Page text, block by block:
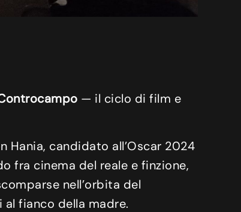
— il ciclo di film e
Hania, candidato all’Oscar 2024
fra cinema del reale e finzione,
nell’orbita del
al fianco della madre.